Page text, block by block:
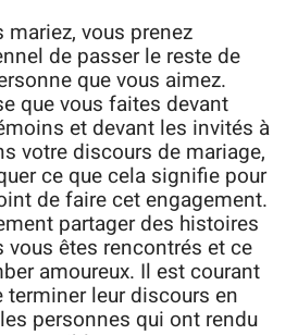
mariez, vous prenez
de passer le reste de
que vous aimez.
que vous faites devant
et devant les invités à
votre discours de mariage,
ce que cela signifie pour
de faire cet engagement.
partager des histoires
êtes rencontrés et ce
amoureux. Il est courant
terminer leur discours en
personnes qui ont rendu